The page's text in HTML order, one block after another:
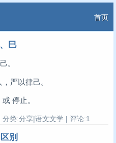
首页
巳
。
严以律己。
停止。
类:分享|语文文学 | 评论:1
别